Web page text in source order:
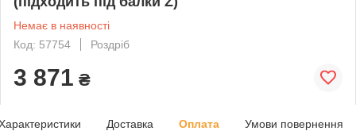
Немає в наявності
Код: 57754
Роздріб
3 871 ₴
Доставка Оплата Умови повернення